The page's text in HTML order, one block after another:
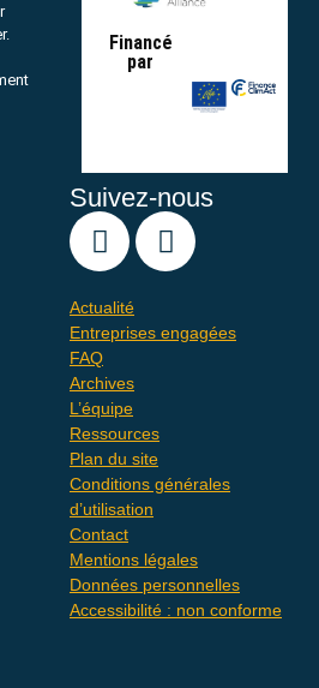
Financé
par
Suivez-nous
Actualité
Entreprises engagées
FAQ
Archives
L’équipe
Ressources
Plan du site
Conditions générales
d’utilisation
Contact
Mentions légales
Données personnelles
Accessibilité : non conforme